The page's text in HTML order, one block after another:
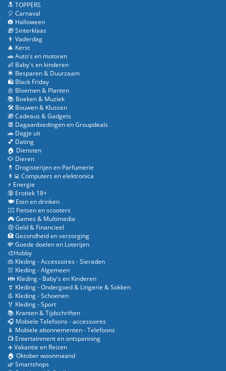
🔝 TOPPERS
🎈 Carnaval
🎃 Halloween
🎁 Sinterklaas
👨 Vaderdag
🎄 Kerst
🚗 Auto's en motoren
👶 Baby's en kinderen
🌟 Besparen & Duurzaam
🛍️ Black Friday
🌼 Bloemen & Planten
📚 Boeken & Muziek
🛠️ Bouwen & Klussen
🎁 Cadeaus & Gadgets
📆 Dagaanbiedingen en Groupdeals
🚗 Dagje uit
💕 Dating
🏠 Diensten
🐶 Dieren
💊 Drogisterijen en Parfumerie
👨‍💻 Computers en elektronica
⚡ Energie
🔞 Erotiek 18+
🍽️ Eten en drinken
🚴‍♂️ Fietsen en scooters
🎮 Games & Multimedia
🤑 Geld & Financieel
🏥 Gezondheid en verzorging
💸 Goede doelen en Loterijen
🎨Hobby
👜 Kleding - Accessoires - Sieraden
👚 Kleding - Algemeen
👪 Kleding - Baby's en Kinderen
👙 Kleding - Ondergoed & Lingerie & Sokken
👢 Kleding - Schoenen
🏅 Kleding - Sport
📚 Kranten & Tijdschriften
🎧 Mobiele Telefoons - accessoires
📱 Mobiele abonnementen - Telefoons
📺 Entertainment en ontspanning
✈️ Vakantie en Reizen
🏠 Oktober woonmaand
🌿 Smartshops